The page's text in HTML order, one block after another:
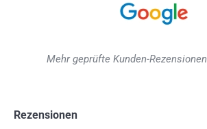
Mehr geprüfte Kunden-Rezensionen
Rezensionen